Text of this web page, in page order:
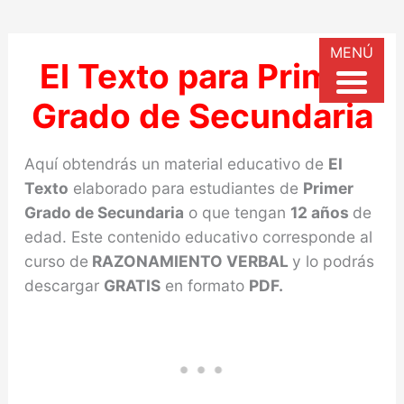
El Texto para Primer
Grado de Secundaria
Aquí obtendrás un material educativo de El
Texto elaborado para estudiantes de Primer
Grado de Secundaria o que tengan 12 años de
edad. Este contenido educativo corresponde al
curso de RAZONAMIENTO VERBAL y lo podrás
descargar GRATISen formato PDF.
MENÚ